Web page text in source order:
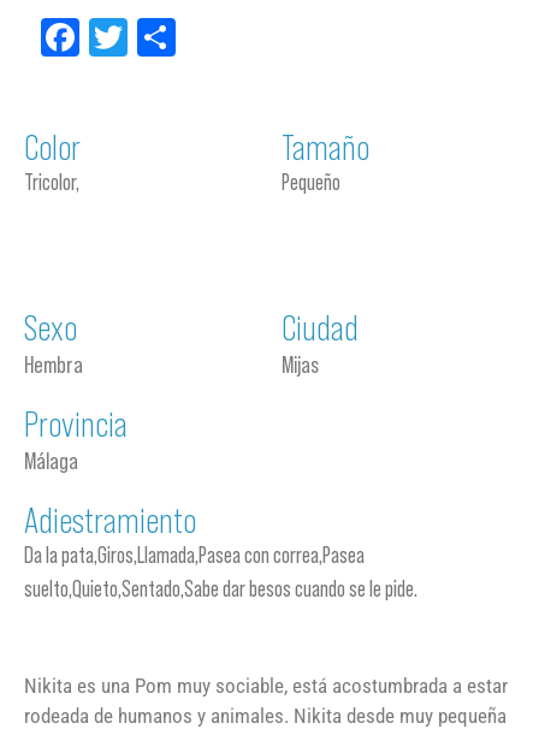
Facebook
Twitter
Color
Tricolor,
Tamaño
Pequeño
Sexo
Hembra
Ciudad
Mijas
Provincia
Málaga
Adiestramiento
Da la pata,Giros,Llamada,Pasea con correa,Pasea
suelto,Quieto,Sentado,Sabe dar besos cuando se le pide.
Nikita es una Pom muy sociable, está acostumbrada a estar
rodeada de humanos y animales. Nikita desde muy pequeña